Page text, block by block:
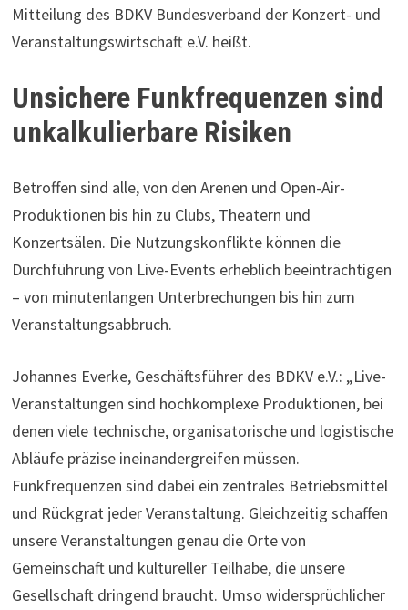
Mitteilung des BDKV Bundesverband der Konzert- und
Veranstaltungswirtschaft e.V. heißt.
Unsichere Funkfrequenzen sind
unkalkulierbare Risiken
Betroffen sind alle, von den Arenen und Open-Air-
Produktionen bis hin zu Clubs, Theatern und
Konzertsälen. Die Nutzungskonflikte können die
Durchführung von Live-Events erheblich beeinträchtigen
– von minutenlangen Unterbrechungen bis hin zum
Veranstaltungsabbruch.
Johannes Everke, Geschäftsführer des BDKV e.V.: „Live-
Veranstaltungen sind hochkomplexe Produktionen, bei
denen viele technische, organisatorische und logistische
Abläufe präzise ineinandergreifen müssen.
Funkfrequenzen sind dabei ein zentrales Betriebsmittel
und Rückgrat jeder Veranstaltung. Gleichzeitig schaffen
unsere Veranstaltungen genau die Orte von
Gemeinschaft und kultureller Teilhabe, die unsere
Gesellschaft dringend braucht. Umso widersprüchlicher